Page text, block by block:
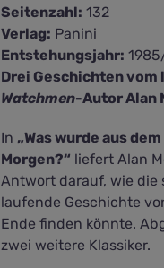
Seitenzahl: 132
Verlag: Panini
Entstehungsjahr:
Drei Geschichten vom
Watchmen-Autor Alan
In„Was wurde aus
Morgen?“ liefert Alan
Antwort darauf, wie die
laufende Geschichte
Ende finden könnte.
zwei weitere Klassiker.